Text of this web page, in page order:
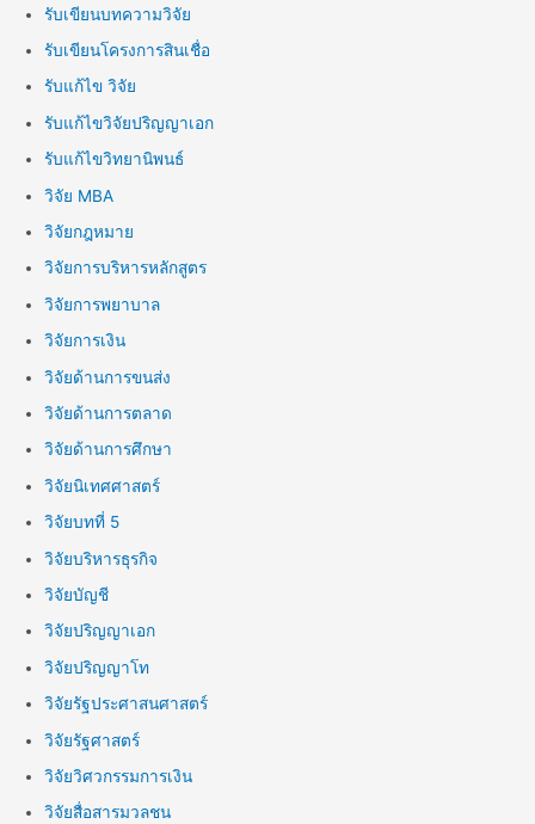
รับเขียนบทความวิจัย
รับเขียนโครงการสินเชื่อ
รับแก้ไข วิจัย
รับแก้ไขวิจัยปริญญาเอก
รับแก้ไขวิทยานิพนธ์
วิจัย MBA
วิจัยกฎหมาย
วิจัยการบริหารหลักสูตร
วิจัยการพยาบาล
วิจัยการเงิน
วิจัยด้านการขนส่ง
วิจัยด้านการตลาด
วิจัยด้านการศึกษา
วิจัยนิเทศศาสตร์
วิจัยบทที่ 5
วิจัยบริหารธุรกิจ
วิจัยบัญชี
วิจัยปริญญาเอก
วิจัยปริญญาโท
วิจัยรัฐประศาสนศาสตร์
วิจัยรัฐศาสตร์
วิจัยวิศวกรรมการเงิน
วิจัยสื่อสารมวลชน